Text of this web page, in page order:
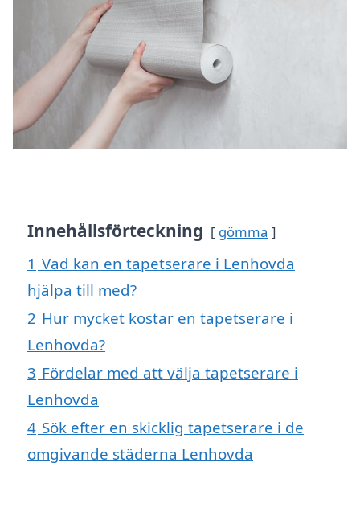
Innehållsförteckning gömma
1 Vad kan en tapetserare i Lenhovda
hjälpa till med?
2 Hur mycket kostar en tapetserare i
Lenhovda?
3 Fördelar med att välja tapetserare i
Lenhovda
4 Sök efter en skicklig tapetserare i de
omgivande städerna Lenhovda